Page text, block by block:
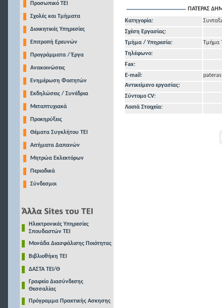
Προσωπικό ΤΕΙ
Σχολές και Τμήματα
Διοικητικές Υπηρεσίες
Επιτροπή Ερευνών
Προγράμματα / Έργα
Ανακοινώσεις
Ενημέρωση Φοιτητών
Εκδηλώσεις / Συνέδρια
Μεταπτυχιακά
Προκηρύξεις
Θέματα Συγκλήτου ΤΕΙ
Αιτήματα Δαπανών
Μητρώα Εκλεκτόρων
Περιοδικά
Σύνδεσμοι
Ηλεκτρονικές Υπηρεσίες
Σπουδαστών ΤΕΙ
Μονάδα Διασφάλισης Ποιότητας
Βιβλιοθήκη ΤΕΙ
ΔΑΣΤΑ ΤΕΙ/Θ
Γραφείο Διασύνδεσης
Θεσσαλίας
Πρόγραμμα Πρακτικής Ασκησης
ΠΑΤΕΡΑΣ
Κατηγορία:
Σχέση Εργασίας:
Τμήμα / Υπηρεσία:
Τμήμα
Τηλέφωνo:
Fax:
E-mail:
Αντικείμενο εργασίας:
Σύντομο CV:
Λοιπά Στοιχεία: